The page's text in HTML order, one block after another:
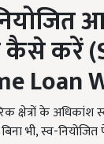
कैसे करें (
Loan
क्षेत्रों के
भी, स्व-